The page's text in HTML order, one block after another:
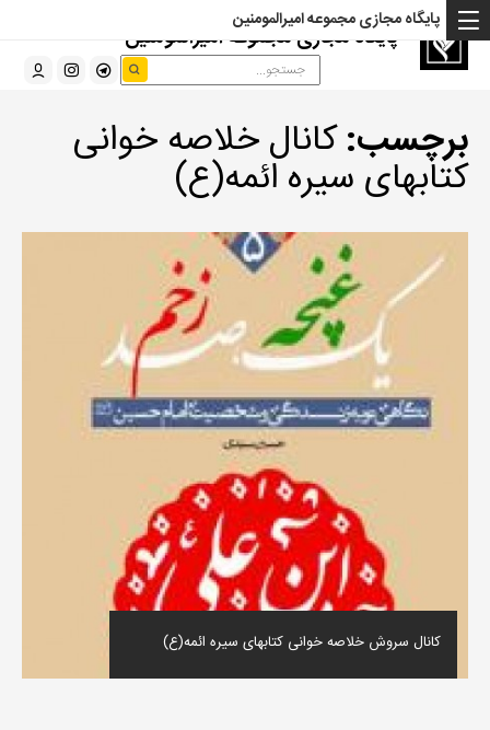
پایگاه مجازی مجموعه امیرالمومنین
پایگاه مجازی مجموعه امیرالمومنین
برچسب:کانال خلاصه خوانی
کتابهای سیره ائمه(ع)
کانال سروش خلاصه خوانی کتابهای سیره ائمه(ع)